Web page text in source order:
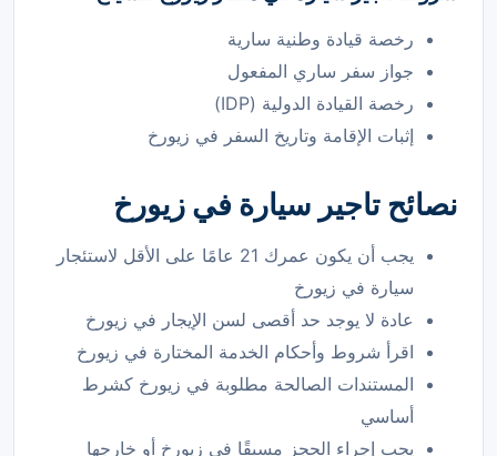
رخصة قيادة وطنية سارية
جواز سفر ساري المفعول
رخصة القيادة الدولية (IDP)
إثبات الإقامة وتاريخ السفر في زيورخ
نصائح تاجير سيارة في زيورخ
يجب أن يكون عمرك 21 عامًا على الأقل لاستئجار
سيارة في زيورخ
عادة لا يوجد حد أقصى لسن الإيجار في زيورخ
اقرأ شروط وأحكام الخدمة المختارة في زيورخ
المستندات الصالحة مطلوبة في زيورخ كشرط
أساسي
يجب إجراء الحجز مسبقًا في زيورخ أو خارجها